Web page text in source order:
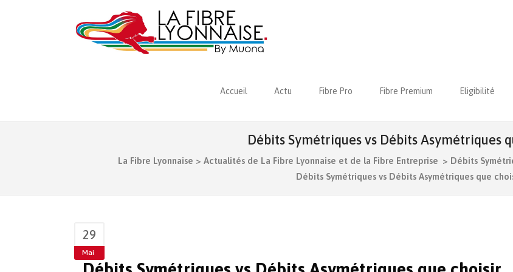
Accueil Actu Fibre Pro Fibre Premium Eligibilité
Débits Symétriques vs Débits Asymétriques
La Fibre Lyonnaise > Actualités de La Fibre Lyonnaise et de la Fibre Entreprise > Débits
Débits Symétriques vs Débits Asymétriques que
29
Mai